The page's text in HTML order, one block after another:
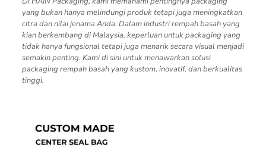
yang bukan hanya melindungi produk tetapi juga meningkatkan
citra dan nilai jenama Anda. Dalam industri rempah basah yang
kian berkembang di Malaysia, keperluan untuk packaging yang
tidak hanya fungsional tetapi juga menarik secara visual menjadi
semakin penting. Kami di sini untuk menawarkan solusi
packaging rempah basah yang kustom, inovatif, dan berkualitas
tinggi.